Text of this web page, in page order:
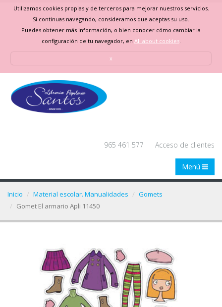
Utilizamos cookies propias y de terceros para mejorar nuestros servicios.
Si continuas navegando, consideramos que aceptas su uso.
Puedes obtener más información, o bien conocer cómo cambiar la
configuración de tu navegador, en All about cookies.
x
965 461 577 Acceso de clientes
Menú
Inicio Material escolar. Manualidades
Gomets
Gomet El armario Apli 11450